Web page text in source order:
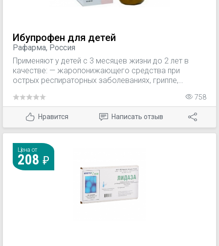
Ибупрофен для детей
Рафарма, Россия
Применяют у детей с 3 месяцев жизни до 2 лет в
качестве: — жаропонижающего средства при
острых респираторных заболеваниях, гриппе,
других инфекционно-воспалительных заболеваниях,
сопровождающихся повышением температуры тела;
— обезболивающего средства при болевом
синдроме слабой или умеренной интенсивности, в
и в горле, боли при повреждениях связок и других
видах боли.
758
Нравится Написать отзыв
Цена от
208